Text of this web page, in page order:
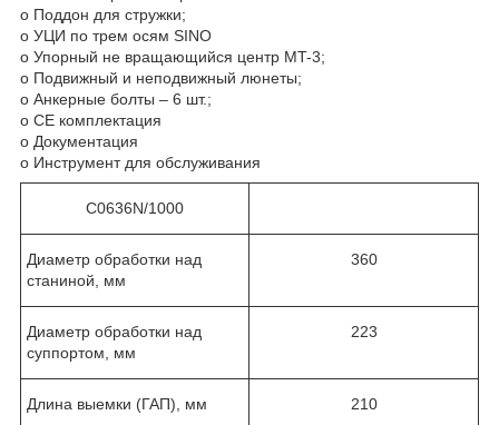
o Поддон для стружки;
o УЦИ по трем осям SINO
o Упорный не вращающийся центр MT-3;
o Подвижный и неподвижный люнеты;
o Анкерные болты – 6 шт.;
o CE комплектация
o Документация
o Инструмент для обслуживания
С0636N/1000
Диаметр обработки над
станиной, мм
360
Диаметр обработки над
суппортом, мм
223
Длина выемки (ГАП), мм 210